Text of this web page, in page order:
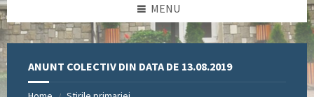
MENU
ANUNT COLECTIV DIN DATA DE 13.08.2019